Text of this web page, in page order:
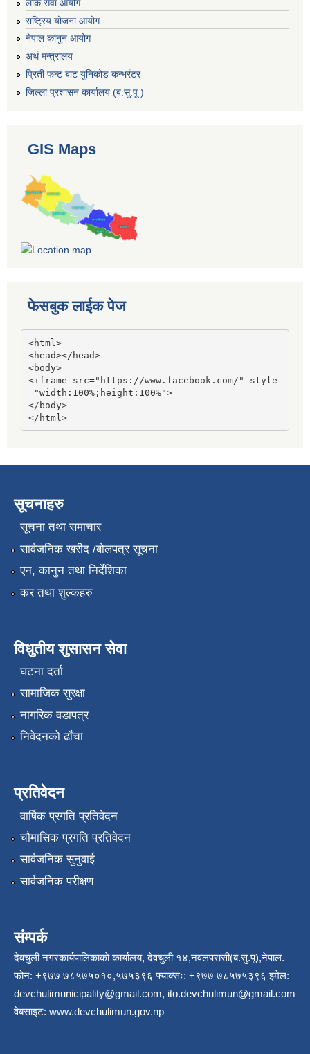
लोक सेवा आयोग
राष्ट्रिय योजना आयोग
नेपाल कानुन आयोग
अर्थ मन्त्रालय
प्रिती फन्ट बाट युनिकोड कन्भर्रटर
जिल्ला प्रशासन कार्यालय (ब.सु.पू )
GIS Maps
फेसबुक लाईक पेज
<html>
<head></head>
<body>
<iframe src="https://www.facebook.com/" style
="width:100%;height:100%">
</body>
</html>
सूचनाहरु
सूचना तथा समाचार
सार्वजनिक खरीद /बोलपत्र सूचना
एन, कानुन तथा निर्देशिका
कर तथा शुल्कहरु
विधुतीय शुसासन सेवा
घटना दर्ता
सामाजिक सुरक्षा
नागरिक वडापत्र
निवेदनको ढाँचा
प्रतिवेदन
वार्षिक प्रगति प्रतिवेदन
चौमासिक प्रगति प्रतिवेदन
सार्वजनिक सुनुवाई
सार्वजनिक परीक्षण
संम्पर्क
देवचुली नगरकार्यपालिकाकाे कार्यालय, देवचुली १४,नवलपरासी(ब.सु.पू),नेपाल.
फोन: +९७७ ७८५७५०१०,५७५३९६ फ्याक्सः: +९७७ ७८५७५३९६ इमेल:
devchulimunicipality@gmail.com, ito.devchulimun@gmail.com
वेबसाइट: www.devchulimun.gov.np